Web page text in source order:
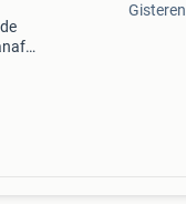
Gisteren